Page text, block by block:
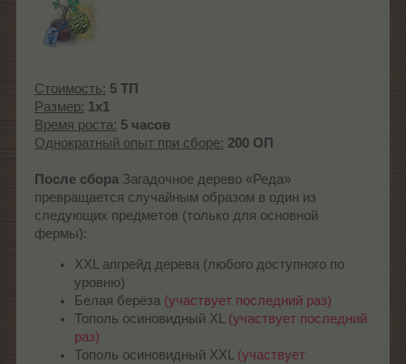
Стоимость: 5 ТП
Размер: 1x1
Время роста: 5 часов
Однократный опыт при сборе: 200 ОП
После сбора Загадочное дерево «Реда»
превращается случайным образом в один из
следующих предметов (только для основной
фермы):
XXL апгрейд дерева (любого доступного по
уровню)
Белая берёза (участвует последний раз)
Тополь осиновидный XL (участвует последний
раз)
Тополь осиновидный XXL (участвует